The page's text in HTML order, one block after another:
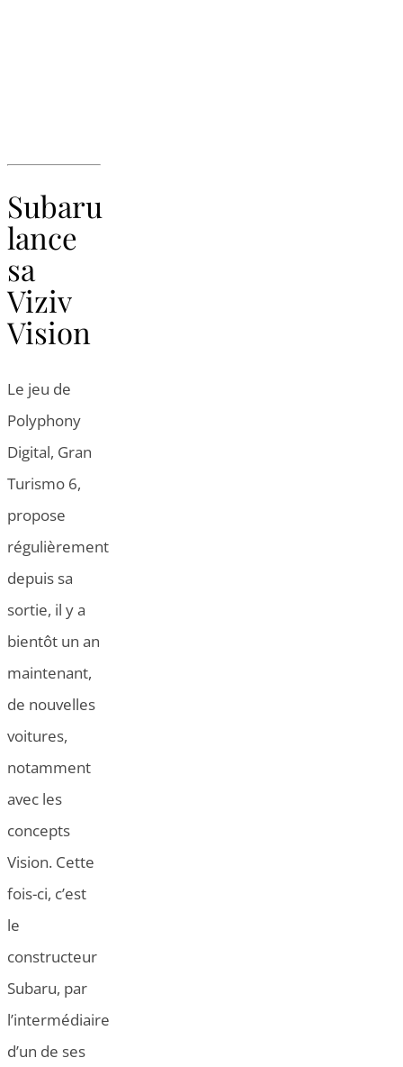
Subaru
lance
sa
Viziv
Vision
Le jeu de
Polyphony
Digital, Gran
Turismo 6,
propose
régulièrement
depuis sa
sortie, il y a
bientôt un an
maintenant,
de nouvelles
voitures,
notamment
avec les
concepts
Vision. Cette
fois-ci, c’est
le
constructeur
Subaru, par
l’intermédiaire
d’un de ses